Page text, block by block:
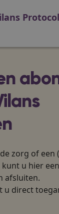
zorg of een
u hier
afsluiten.
u direct